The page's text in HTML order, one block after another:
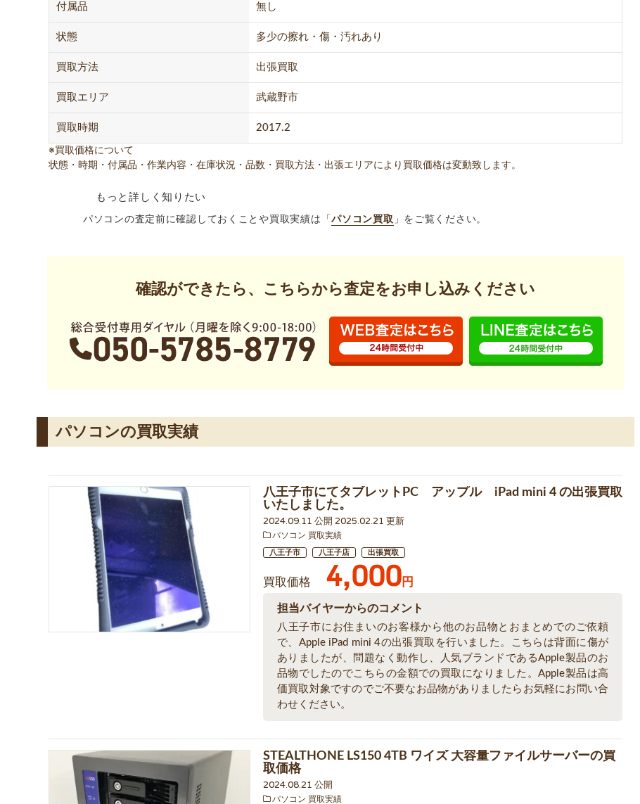
付属品 無し
状態 多少の擦れ・傷・汚れあり
買取方法 出張買取
買取エリア 武蔵野市
買取時期 2017.2
※買取価格について
状態・時期・付属品・作業内容・在庫状況・品数・買取方法・出張エリアにより買取価格は変動致します。
もっと詳しく知りたい
パソコンの査定前に確認しておくことや買取実績は「パソコン買取 」をご覧ください。
確認ができたら、こちらから査定をお申し込みください
パソコンの買取実績
八王子市にてタブレットPC アップル iPad mini 4 の出張買取
いたしました。
2024.09.11 公開 2025.02.21 更新
パソコン 買取実績
八王子市 八王子店 出張買取
買取価格 4,000円
担当バイヤーからのコメント
八王子市にお住まいのお客様から他のお品物とおまとめでのご依頼
で、Apple iPad mini 4の出張買取を行いました。こちらは背面に傷が
ありましたが、問題なく動作し、人気ブランドであるApple製品のお
品物でしたのでこちらの金額での買取になりました。Apple製品は高
価買取対象ですのでご不要なお品物がありましたらお気軽にお問い合
わせください。
STEALTHONE LS150 4TB ワイズ 大容量ファイルサーバーの買
取価格
2024.08.21 公開
パソコン 買取実績